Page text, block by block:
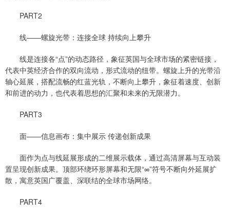
PART2
线——螺旋光带：连接全球 持续向上攀升
线是连接各“点”的动态路径，象征英国与全球市场的紧密链接，
代表中英经济合作的双向流动，形式流动的纽带。螺旋上升的光带沿
轴心延展，搭配流畅的红蓝光轨，不断向上攀升，象征着速度、创新
和前进的动力，也代表着思想的汇聚和未来的无限潜力。
PART3
面——信息画布：集中展示 传递创新成果
面作为点与线延展形成的二维展示载体，通过高清屏幕与互动装
置呈现创新成果。顶部环绕环形屏幕和无限“∞”符号不断向外延展扩
散，寓意英国广覆盖、深联结的全球市场网络。
PART4